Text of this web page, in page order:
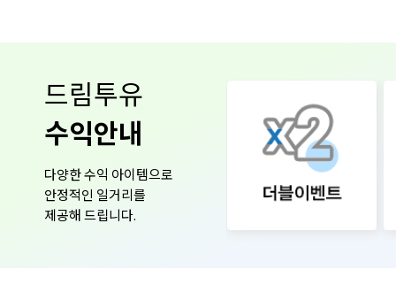
드림투유
수익안내
다양한 수익 아이템으로
안정적인 일거리를
제공해 드립니다.